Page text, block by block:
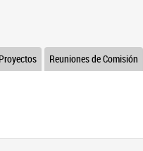
Reuniones de Comisión
Proyectos